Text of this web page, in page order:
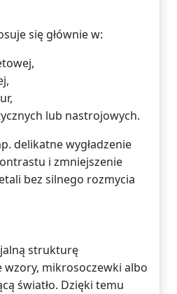
się głównie w:
lub nastrojowych.
delikatne wygładzenie
i zmniejszenie
bez silnego rozmycia
strukturę
mikrosoczewki albo
światło. Dzięki temu